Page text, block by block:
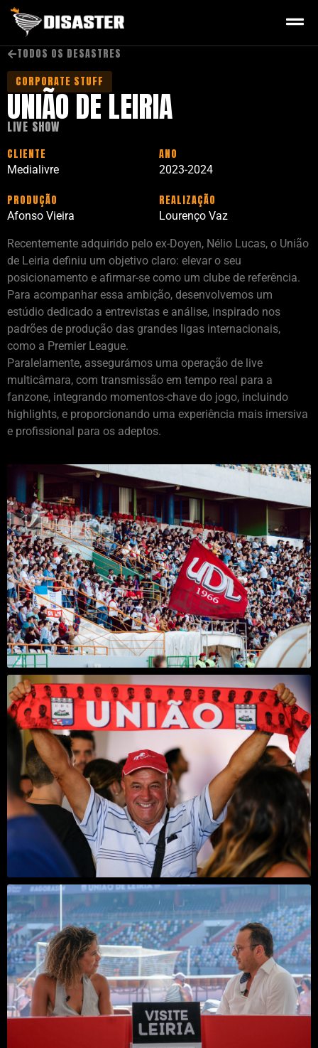
TODOS OS DESASTRES
CORPORATE STUFF
UNIÃO DE LEIRIA
LIVE SHOW
CLIENTE
Medialivre
ANO
2023-2024
PRODUÇÃO
Afonso Vieira
REALIZAÇÃO
Lourenço Vaz
Recentemente adquirido pelo ex-Doyen, Nélio Lucas, o União
de Leiria definiu um objetivo claro: elevar o seu
posicionamento e afirmar-se como um clube de referência.
Para acompanhar essa ambição, desenvolvemos um
estúdio dedicado a entrevistas e análise, inspirado nos
padrões de produção das grandes ligas internacionais,
como a Premier League.
Paralelamente, assegurámos uma operação de live
multicâmara, com transmissão em tempo real para a
fanzone, integrando momentos-chave do jogo, incluindo
highlights, e proporcionando uma experiência mais imersiva
e profissional para os adeptos.